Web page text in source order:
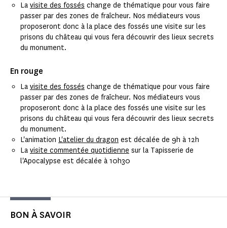
La visite des fossés change de thématique pour vous faire
passer par des zones de fraîcheur. Nos médiateurs vous
proposeront donc à la place des fossés une visite sur les
prisons du château qui vous fera découvrir des lieux secrets
du monument.
En rouge
La visite des fossés change de thématique pour vous faire
passer par des zones de fraîcheur. Nos médiateurs vous
proposeront donc à la place des fossés une visite sur les
prisons du château qui vous fera découvrir des lieux secrets
du monument.
L'animation L'atelier du dragon est décalée de 9h à 12h
La visite commentée quotidienne sur la Tapisserie de
l'Apocalypse est décalée à 10h30
BON À SAVOIR